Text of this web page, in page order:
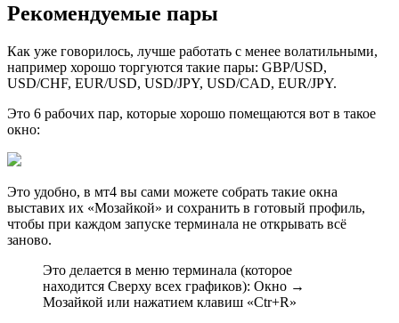
Рекомендуемые пары
Как уже говорилось, лучше работать с менее волатильными,
например хорошо торгуются такие пары: GBP/USD,
USD/CHF, EUR/USD, USD/JPY, USD/CAD, EUR/JPY.
Это 6 рабочих пар, которые хорошо помещаются вот в такое
окно:
Это удобно, в мт4 вы сами можете собрать такие окна
выставих их «Мозайкой» и сохранить в готовый профиль,
чтобы при каждом запуске терминала не открывать всё
заново.
Это делается в меню терминала (которое
находится Сверху всех графиков): Окно →
Мозайкой или нажатием клавиш «Ctr+R»